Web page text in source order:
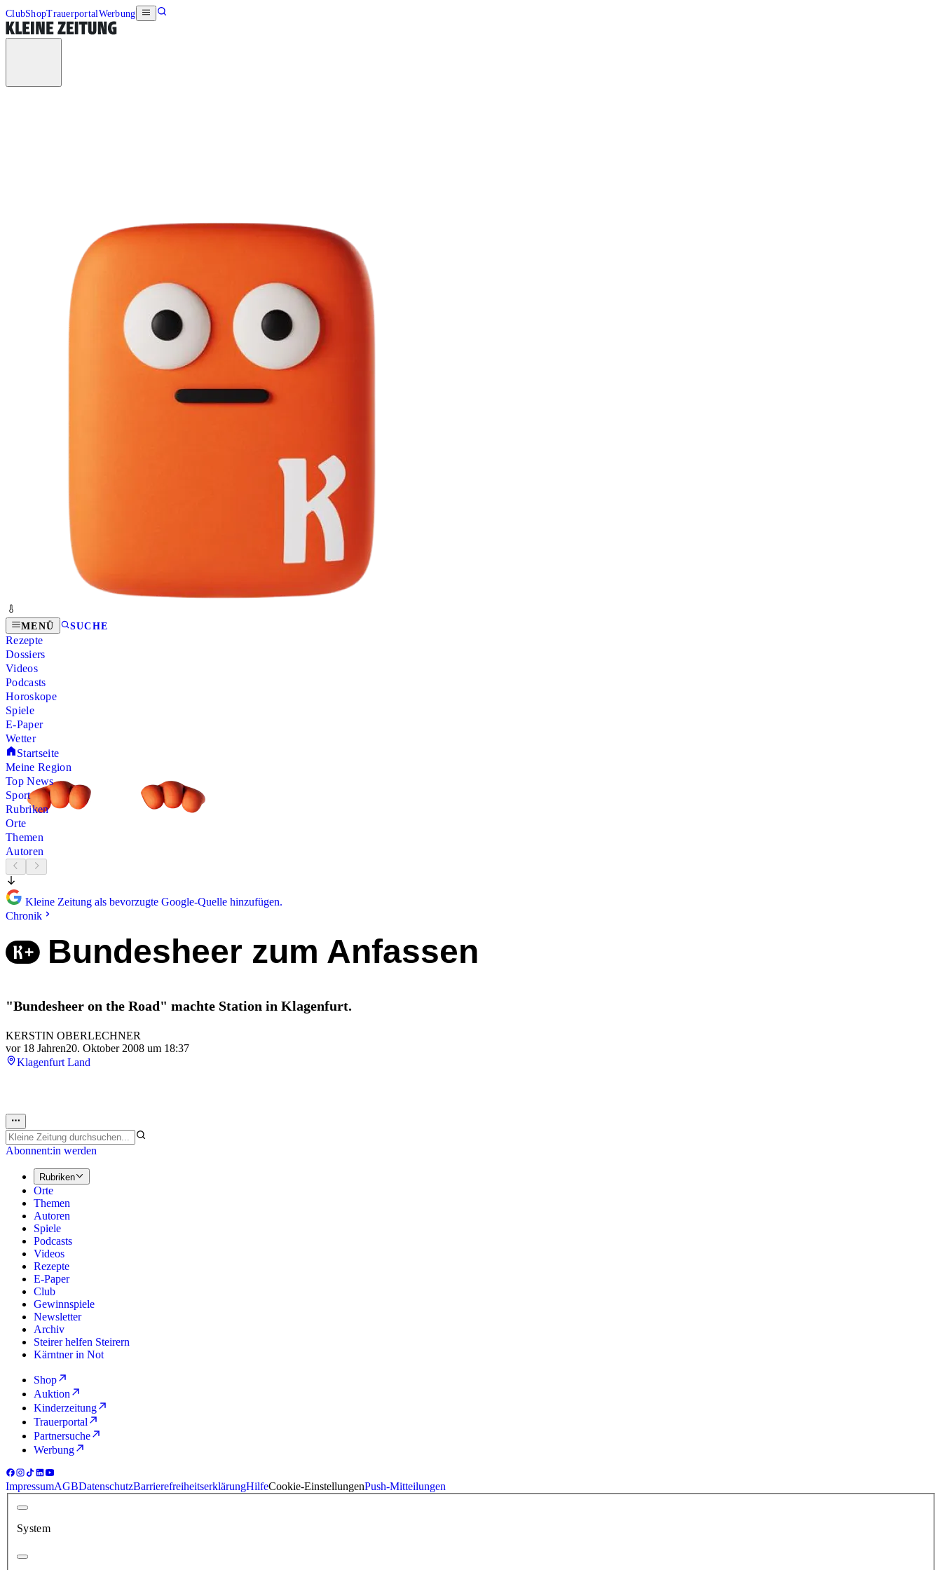
ClubShopTrauerportalWerbung
MENÜ SUCHE
Rezepte
Dossiers
Videos
Podcasts
Horoskope
Spiele
E-Paper
Wetter
Startseite
Meine Region
Top News
Sport
Rubriken
Orte
Themen
Autoren
Kleine Zeitung als bevorzugte Google-Quelle hinzufügen.
Chronik
Bundesheer zum Anfassen
"Bundesheer on the Road" machte Station in Klagenfurt.
KERSTIN OBERLECHNER
vor 18 Jahren20. Oktober 2008 um 18:37
Klagenfurt Land
Abonnent:in werden
Rubriken
Orte
Themen
Autoren
Spiele
Podcasts
Videos
Rezepte
E-Paper
Club
Gewinnspiele
Newsletter
Archiv
Steirer helfen Steirern
Kärntner in Not
Shop
Auktion
Kinderzeitung
Trauerportal
Partnersuche
Werbung
ImpressumAGBDatenschutzBarrierefreiheitserklärungHilfeCookie-EinstellungenPush-Mitteilungen
System